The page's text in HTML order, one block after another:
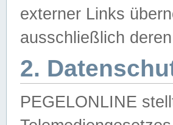
externer Links
ausschließlich
2.
PEGELONLINE